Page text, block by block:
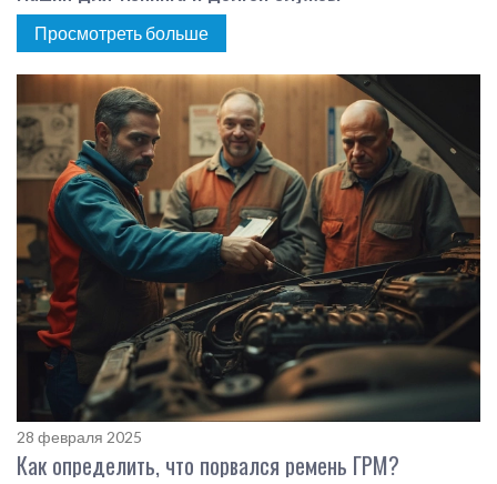
Просмотреть больше
28 февраля 2025
Как определить, что порвался ремень ГРМ?